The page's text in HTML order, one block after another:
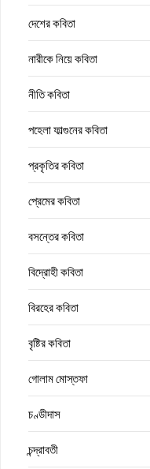
দেশের কবিতা
নারীকে নিয়ে কবিতা
নীতি কবিতা
পহেলা ফাল্গুনের কবিতা
প্রকৃতির কবিতা
প্রেমের কবিতা
বসন্তের কবিতা
বিদ্রোহী কবিতা
বিরহের কবিতা
বৃষ্টির কবিতা
গোলাম মোস্তফা
চণ্ডীদাস
চন্দ্রাবতী